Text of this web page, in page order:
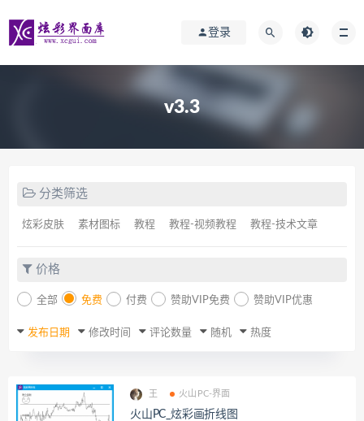
登录
v3.3
分类筛选
炫彩皮肤 素材图标 教程 教程-视频教程 教程-技术文章
价格
全部 免费 付费 赞助VIP免费 赞助VIP优惠
发布日期 修改时间 评论数量 随机 热度
王 火山PC-界面
火山PC_炫彩画折线图